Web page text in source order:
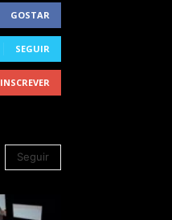
GOSTAR
SEGUIR
INSCREVER
Seguir